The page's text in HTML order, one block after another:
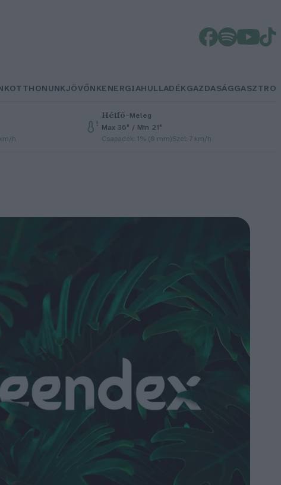
OTTHONUNKJÖVŐNKENERGIAHULLADÉKGAZDASÁGGASZTRO
h
Hétfő–Meleg
Max 36° / Min 21°
Csapadék: 1% (0 mm)Szél: 7 km/h